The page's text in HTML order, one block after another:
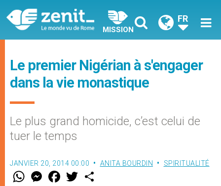
MISSION
FR
Le premier Nigérian à s'engager
dans la vie monastique
Le plus grand homicide, c’est celui de
tuer le temps
JANVIER 20, 2014 00:00 ANITA BOURDIN SPIRITUALITÉ
W M
e
F
a w